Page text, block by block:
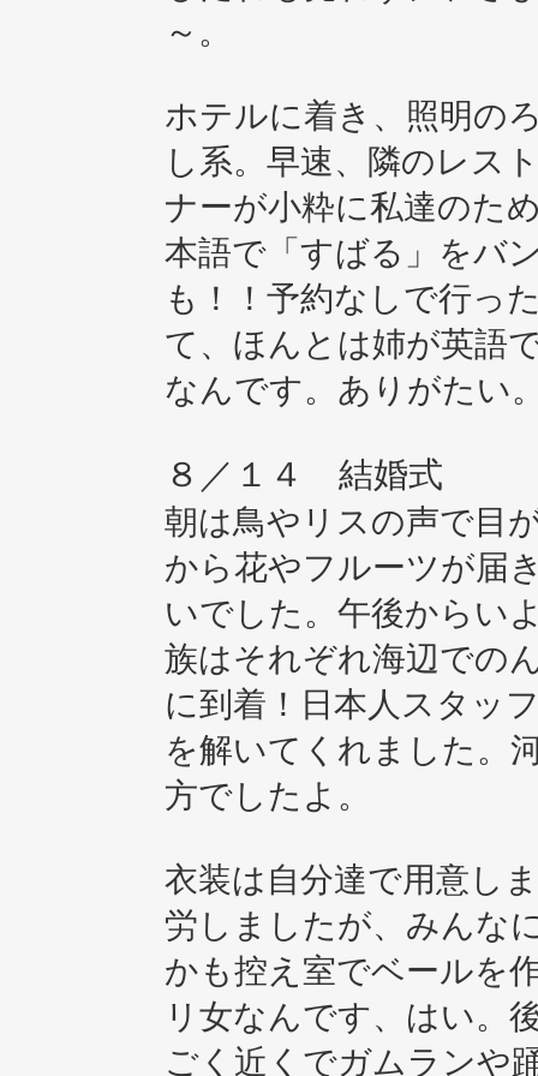
～。
ホテルに着き、照明の
し系。早速、隣のレス
ナーが小粋に私達のた
本語で「すばる」をバ
も！！予約なしで行っ
て、ほんとは姉が英語
なんです。ありがたい
８／１４ 結婚式
朝は鳥やリスの声で目
から花やフルーツが届
いでした。午後からい
族はそれぞれ海辺での
に到着！日本人スタッ
を解いてくれました。
方でしたよ。
衣装は自分達で用意し
労しましたが、みんな
かも控え室でベールを
リ女なんです、はい。
ごく近くでガムランや